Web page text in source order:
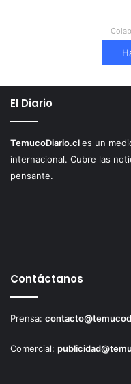
El Diario
TemucoDiario.cles un
internacional. Cubre las
pensante.
Contáctanos
Prensa:
Comercial: